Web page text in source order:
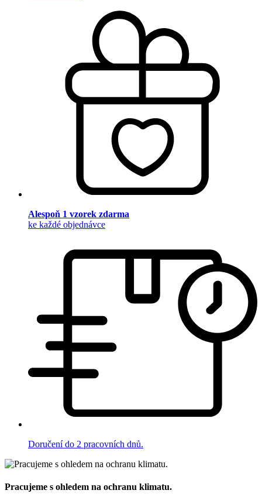
Alespoň 1 vzorek zdarma
ke každé objednávce
Doručení do 2 pracovních dnů.
Pracujeme s ohledem na ochranu klimatu.